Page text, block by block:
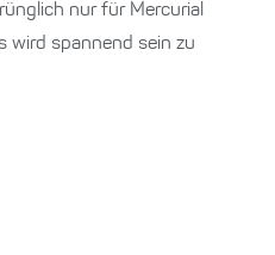
nur für Mercurial
wird spannend sein zu